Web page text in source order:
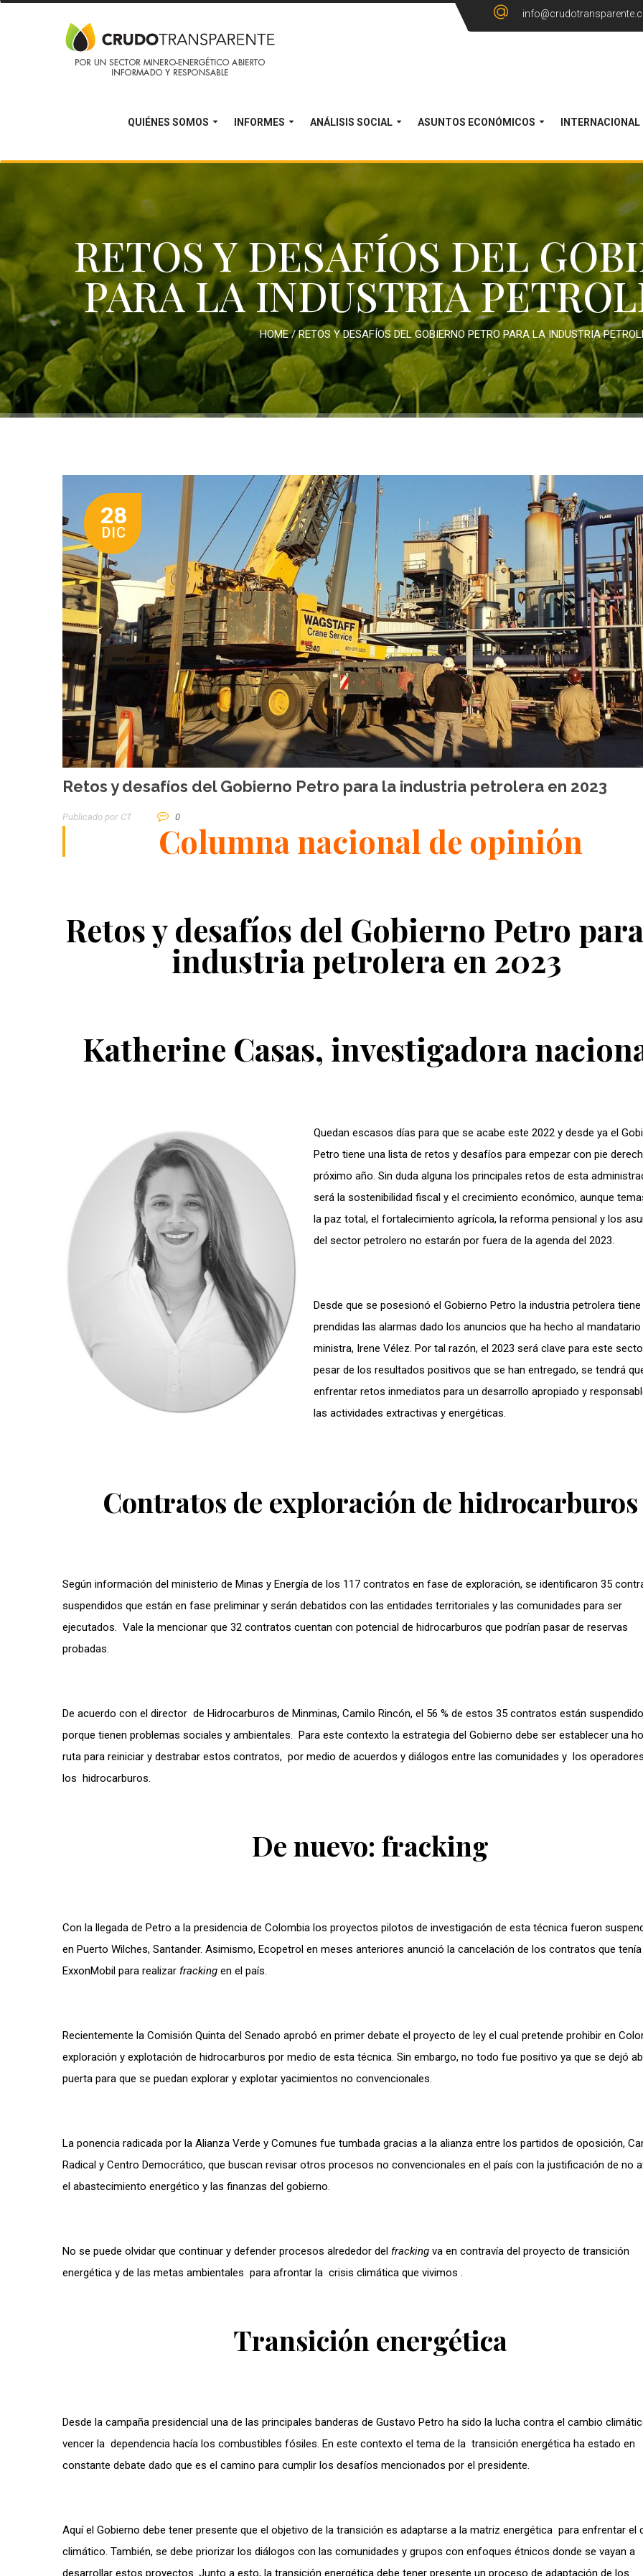
QUIÉNES SOMOS INFORMES ANÁLISIS SOCIAL ASUNTOS ECONÓMICOS INTERNACIONAL
RETOS Y DESAFÍOS DEL
PARA LA INDUSTRIA
HOME/RETOS Y DESAFÍOS DEL GOBIERNO PETRO PARA LA INDUSTRIA
28
DIC
Retos y desafíos del Gobierno Petro para la industria petrolera en 2023
Publicado por CT 0
Columna nacional de opinión
Retos y desafíos del Gobierno Petro
industria petrolera en 2023
Katherine Casas, investigadora
Quedan escasos días para que se acabe este 2022 y desde ya el
Petro tiene una lista de retos y desafíos para empezar con pie
próximo año. Sin duda alguna los principales retos de esta
será la sostenibilidad fiscal y el crecimiento económico, aunque
la paz total, el fortalecimiento agrícola, la reforma pensional y los
del sector petrolero no estarán por fuera de la agenda del 2023.
Desde que se posesionó el Gobierno Petro la industria petrolera tiene
prendidas las alarmas dado los anuncios que ha hecho al
ministra, Irene Vélez. Por tal razón, el 2023 será clave para este
pesar de los resultados positivos que se han entregado, se tendrá
enfrentar retos inmediatos para un desarrollo apropiado y
las actividades extractivas y energéticas.
Contratos de exploración de hidrocarburos
Según información del ministerio de Minas y Energía de los 117 contratos en fase de exploración, se identificaron 35
suspendidos que están en fase preliminar y serán debatidos con las entidades territoriales y las comunidades para ser
ejecutados. Vale la mencionar que 32 contratos cuentan con potencial de hidrocarburos que podrían pasar de reservas
probadas.
De acuerdo con el director de Hidrocarburos de Minminas, Camilo Rincón, el 56 % de estos 35 contratos están
porque tienen problemas sociales y ambientales. Para este contexto la estrategia del Gobierno debe ser establecer una
ruta para reiniciar y destrabar estos contratos, por medio de acuerdos y diálogos entre las comunidades y los
los hidrocarburos.
De nuevo: fracking
Con la llegada de Petro a la presidencia de Colombia los proyectos pilotos de investigación de esta técnica fueron
en Puerto Wilches, Santander. Asimismo, Ecopetrol en meses anteriores anunció la cancelación de los contratos que
ExxonMobil para realizar fracking en el país.
Recientemente la Comisión Quinta del Senado aprobó en primer debate el proyecto de ley el cual pretende prohibir en
exploración y explotación de hidrocarburos por medio de esta técnica. Sin embargo, no todo fue positivo ya que se dejó
puerta para que se puedan explorar y explotar yacimientos no convencionales.
La ponencia radicada por la Alianza Verde y Comunes fue tumbada gracias a la alianza entre los partidos de oposición,
Radical y Centro Democrático, que buscan revisar otros procesos no convencionales en el país con la justificación de no
el abastecimiento energético y las finanzas del gobierno.
No se puede olvidar que continuar y defender procesos alrededor del fracking va en contravía del proyecto de transición
energética y de las metas ambientales para afrontar la crisis climática que vivimos .
Transición energética
Desde la campaña presidencial una de las principales banderas de Gustavo Petro ha sido la lucha contra el cambio
vencer la dependencia hacía los combustibles fósiles. En este contexto el tema de la transición energética ha estado en
constante debate dado que es el camino para cumplir los desafíos mencionados por el presidente.
Aquí el Gobierno debe tener presente que el objetivo de la transición es adaptarse a la matriz energética para enfrentar el
climático. También, se debe priorizar los diálogos con las comunidades y grupos con enfoques étnicos donde se vayan a
desarrollar estos proyectos. Junto a esto, la transición energética debe tener presente un proceso de adaptación de los